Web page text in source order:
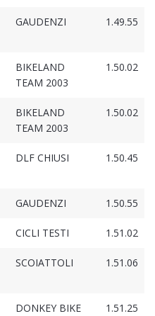
GAUDENZI 1.49.55
BIKELAND
TEAM 2003
1.50.02
BIKELAND
TEAM 2003
1.50.02
DLF CHIUSI 1.50.45
GAUDENZI 1.50.55
CICLI TESTI 1.51.02
SCOIATTOLI 1.51.06
DONKEY BIKE 1.51.25